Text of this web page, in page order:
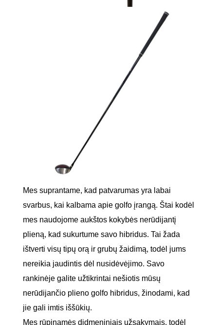
Mes suprantame, kad patvarumas yra labai
svarbus, kai kalbama apie golfo įrangą. Štai kodėl
mes naudojome aukštos kokybės nerūdijantį
plieną, kad sukurtume savo hibridus. Tai žada
ištverti visų tipų orą ir grubų žaidimą, todėl jums
nereikia jaudintis dėl nusidėvėjimo. Savo
rankinėje galite užtikrintai nešiotis mūsų
nerūdijančio plieno golfo hibridus, žinodami, kad
jie gali imtis iššūkių.
Mes rūpinamės didmeniniais užsakymais, todėl